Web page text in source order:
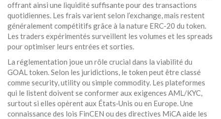
offrant ainsi une liquidité suffisante pour des transactions
quotidiennes. Les frais varient selon l’exchange, mais restent
généralement compétitifs grâce à la nature ERC‑20 du token.
Les traders expérimentés surveillent les volumes et les spreads
pour optimiser leurs entrées et sorties.
La réglementation joue un rôle crucial dans la viabilité du
GOAL token. Selon les juridictions, le token peut être classé
comme security, utility ou simple commodity. Les plateformes
qui le listent doivent se conformer aux exigences AML/KYC,
surtout si elles opèrent aux États‑Unis ou en Europe. Une
connaissance des lois FinCEN ou des directives MiCA aide les